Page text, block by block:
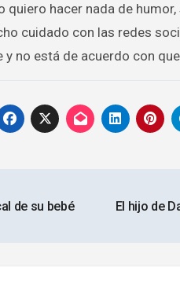
quiero hacer nada de
cuidado con las redes
no está de acuerdo con
de su bebé El hijo de